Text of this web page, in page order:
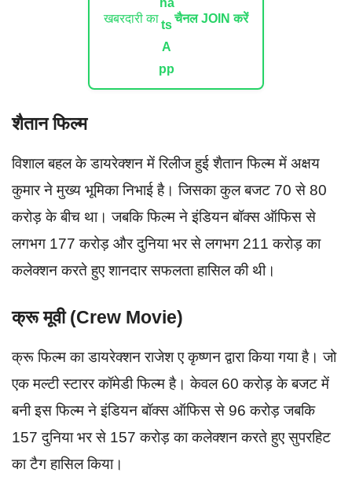
खबरदारी का चैनल JOIN करें
शैतान फिल्म
विशाल बहल के डायरेक्शन में रिलीज हुई शैतान फिल्म में अक्षय
कुमार ने मुख्य भूमिका निभाई है। जिसका कुल बजट 70 से 80
करोड़ के बीच था। जबकि फिल्म ने इंडियन बॉक्स ऑफिस से
लगभग 177 करोड़ और दुनिया भर से लगभग 211 करोड़ का
कलेक्शन करते हुए शानदार सफलता हासिल की थी।
क्रू मूवी (Crew Movie)
क्रू फिल्म का डायरेक्शन राजेश ए कृष्णन द्वारा किया गया है। जो
एक मल्टी स्टारर कॉमेडी फिल्म है। केवल 60 करोड़ के बजट में
बनी इस फिल्म ने इंडियन बॉक्स ऑफिस से 96 करोड़ जबकि
157 दुनिया भर से 157 करोड़ का कलेक्शन करते हुए सुपरहिट
का टैग हासिल किया।